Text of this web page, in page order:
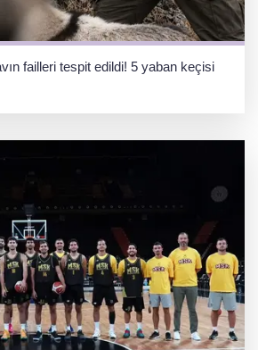
failleri tespit edildi! 5 yaban keçisi